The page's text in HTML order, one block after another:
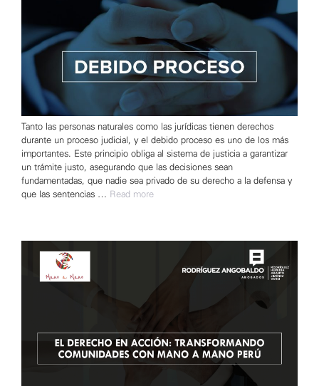
Tanto las personas naturales como las jurídicas tienen derechos
durante un proceso judicial, y el debido proceso es uno de los más
importantes. Este principio obliga al sistema de justicia a garantizar
un trámite justo, asegurando que las decisiones sean
fundamentadas, que nadie sea privado de su derecho a la defensa y
que las sentencias …
Read more